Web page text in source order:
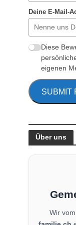
Deine E-Mail-
Diese
eigenen
SUBMIT
Über uns
Wir vom